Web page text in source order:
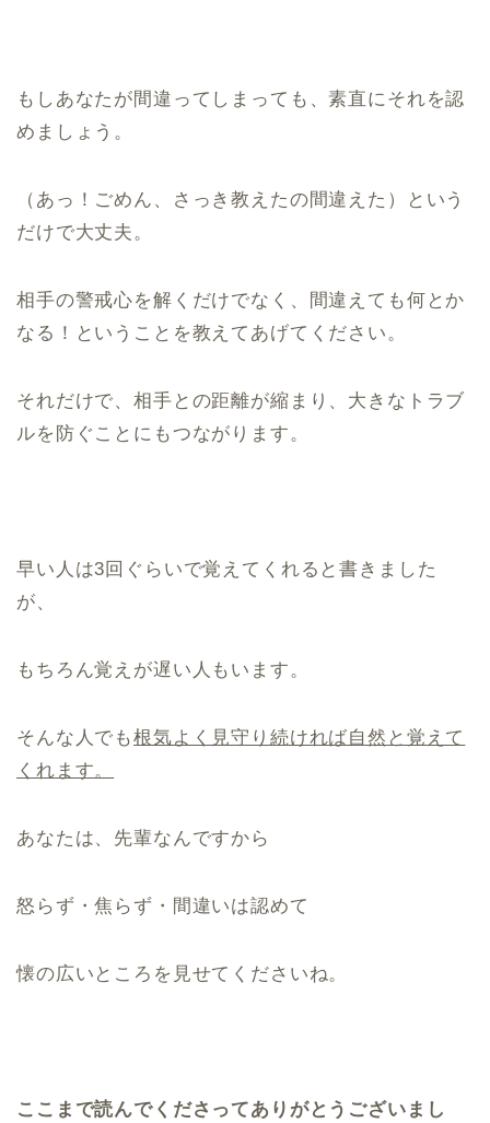
もしあなたが間違ってしまっても、素直にそれを認
めましょう。
（あっ！ごめん、さっき教えたの間違えた）という
だけで大丈夫。
相手の警戒心を解くだけでなく、間違えても何とか
なる！ということを教えてあげてください。
それだけで、相手との距離が縮まり、大きなトラブ
ルを防ぐことにもつながります。
早い人は3回ぐらいで覚えてくれると書きました
が、
もちろん覚えが遅い人もいます。
そんな人でも根気よく見守り続ければ自然と覚えて
くれます。
あなたは、先輩なんですから
怒らず・焦らず・間違いは認めて
懐の広いところを見せてくださいね。
ここまで読んでくださってありがとうございまし